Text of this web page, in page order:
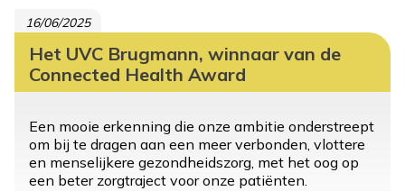
16/06/2025
Het UVC Brugmann, winnaar van de
Connected Health Award
Een mooie erkenning die onze ambitie onderstreept
om bij te dragen aan een meer verbonden, vlottere
en menselijkere gezondheidszorg, met het oog op
een beter zorgtraject voor onze patiënten.